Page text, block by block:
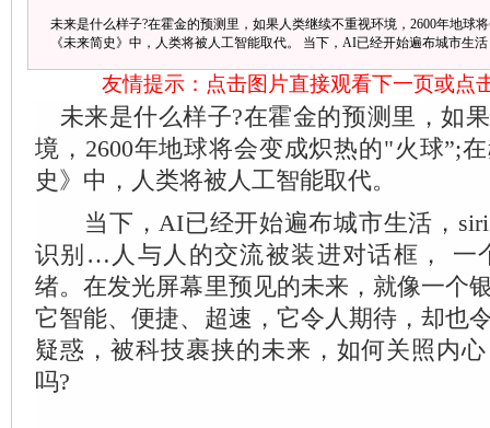
未来是什么样子?在霍金的预测里，如果人类继续不重视环境，2600年地球
《未来简史》中，人类将被人工智能取代。 当下，AI已经开始遍布城市生
友情提示：点击图片直接观看下一页或点
未来是什么样子?在霍金的预测里，如
境，2600年地球将会变成炽热的"火球”;
史》中，人类将被人工智能取代。
当下，AI已经开始遍布城市生活，siri
识别…人与人的交流被装进对话框， 一
绪。在发光屏幕里预见的未来，就像一个
它智能、便捷、超速，它令人期待，却也
疑惑，被科技裹挟的未来，如何关照内
吗?